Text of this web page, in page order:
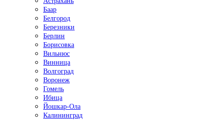
Баар
Белгород
Березники
Берлин
Борисовка
Вильнюс
Винница
Волгоград
Воронеж
Гомель
Ибица
Йошкар-Ола
Калининград